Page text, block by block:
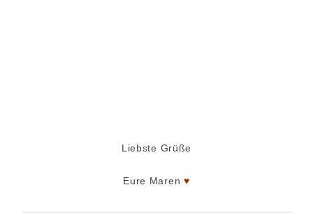
Liebste Grüße
Eure Maren ♥